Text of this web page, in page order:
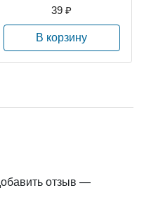
39 ₽
В корзину
отзыв —